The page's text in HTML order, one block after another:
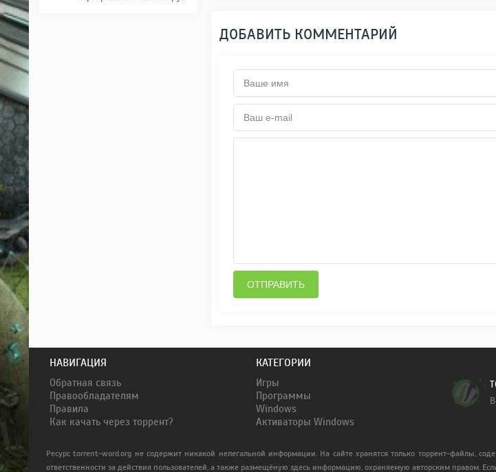
ДОБАВИТЬ КОММЕНТАРИЙ
ОТПРАВИТЬ
НАВИГАЦИЯ
Обратная связь
Правообладателям
Правила
Как качать через торрент?
КАТЕГОРИИ
Игры
Программы
Windows
Активаторы Windows
Ресурс torrent-word.org не содержит никакой нелегальной информации. На сайте хранятся только торрент-файлы,
ответственности за действия пользователей, а также размещёную здесь информацию, охраняемую авторским правом.